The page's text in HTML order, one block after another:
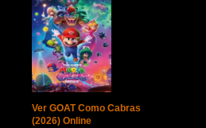
Ver GOAT Como Cabras
(2026) Online